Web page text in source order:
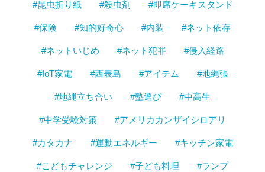
#昆虫折り紙 #殺虫剤 #即席ケーキスタンド
#保険 #知的好奇心 #内装 #ネット依存
#ネットいじめ #ネット犯罪 #侵入経路
#IoT家電 #西表島 #アイテム #地縄張
#地縄立ち合い #塾選び #中高生
#中学受験対策 #アメリカカンザイシロアリ
#カタカナ #運動エネルギー #キッチン家電
#こどもチャレンジ #子ども料理 #ランプ